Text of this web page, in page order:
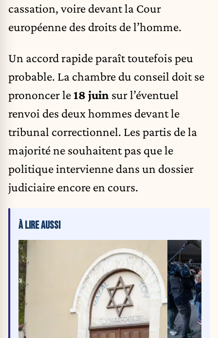
cassation, voire devant la Cour
européenne des droits de l’homme.
Un accord rapide paraît toutefois peu
probable. La chambre du conseil doit se
prononcer le 18 juin sur l’éventuel
renvoi des deux hommes devant le
tribunal correctionnel. Les partis de la
majorité ne souhaitent pas que le
politique intervienne dans un dossier
judiciaire encore en cours.
À LIRE AUSSI